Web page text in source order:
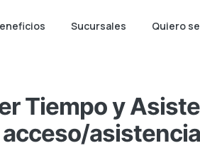
Sucursales Quiero
Tiempo y